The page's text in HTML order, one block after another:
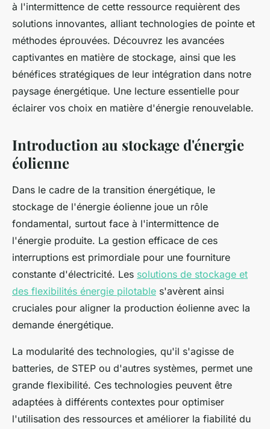
à l'intermittence de cette ressource requièrent des
solutions innovantes, alliant technologies de pointe et
méthodes éprouvées. Découvrez les avancées
captivantes en matière de stockage, ainsi que les
bénéfices stratégiques de leur intégration dans notre
paysage énergétique. Une lecture essentielle pour
éclairer vos choix en matière d'énergie renouvelable.
Introduction au stockage d'énergie
éolienne
Dans le cadre de la transition énergétique, le
stockage de l'énergie éolienne joue un rôle
fondamental, surtout face à l'intermittence de
l'énergie produite. La gestion efficace de ces
interruptions est primordiale pour une fourniture
constante d'électricité. Les solutions de stockage et
des flexibilités énergie pilotable s'avèrent ainsi
cruciales pour aligner la production éolienne avec la
demande énergétique.
La modularité des technologies, qu'il s'agisse de
batteries, de STEP ou d'autres systèmes, permet une
grande flexibilité. Ces technologies peuvent être
adaptées à différents contextes pour optimiser
l'utilisation des ressources et améliorer la fiabilité du